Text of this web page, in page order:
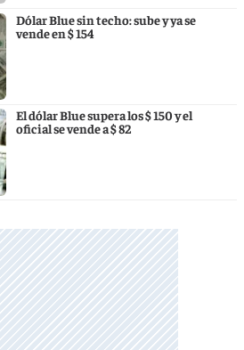
Dólar Blue sin techo: sube y ya se
vende en $ 154
El dólar Blue supera los $ 150 y el
oficial se vende a $ 82